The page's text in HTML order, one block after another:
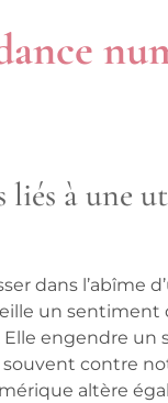
liés à une
dans l’abîme
un sentiment
Elle engendre
contre
altère